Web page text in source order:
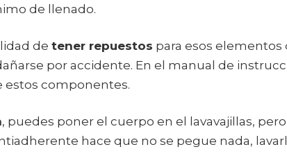
de llenado.
de tener repuestos para esos elementos
por accidente. En el manual de
estos componentes.
, puedes poner el cuerpo en el lavavajillas,
hace que no se pegue nada,